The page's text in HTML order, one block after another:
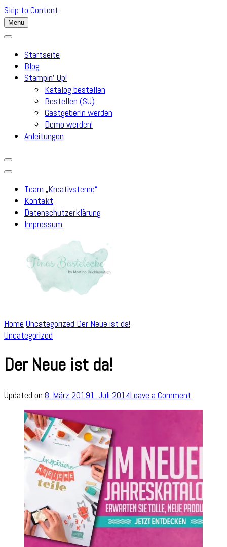
Skip to Content
Menu
Startseite
Blog
Stampin’ Up!
Katalog bestellen
Bestellen (SU)
GastgeberIn werden
Demo werden!
Anleitungen
Team „Kreativsterne“
Kontakt
Datenschutzerklärung
Impressum
Home Uncategorized Der Neue ist da!
Uncategorized
Der Neue ist da!
Updated on 8. März 20191. Juli 2014Leave a Comment